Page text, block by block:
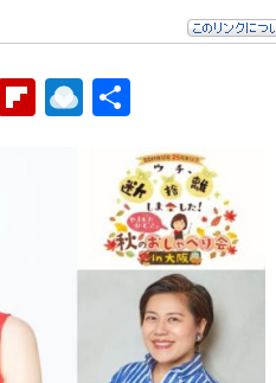
Fl R
dr
o
p.